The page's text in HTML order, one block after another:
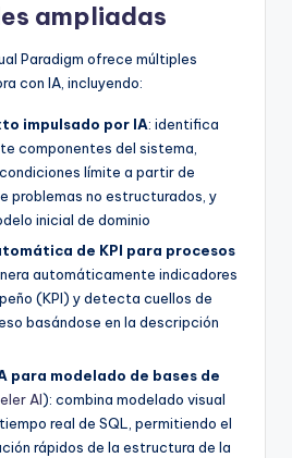
ampliadas
Paradigm ofrece múltiples
con IA, incluyendo:
impulsado por IA: identifica
componentes del sistema,
límite a partir de
problemas no estructurados, y
inicial de dominio
de KPI para procesos
automáticamente indicadores
(KPI) y detecta cuellos de
basándose en la descripción
para modelado de bases de
AI): combina modelado visual
real de SQL, permitiendo el
rápidos de la estructura de la